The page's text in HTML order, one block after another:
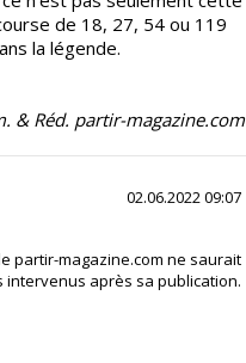
de 18, 27, 54 ou 119
la légende.
& Réd. partir-magazine.com
02.06.2022 09:07
partir-magazine.com ne saurait
après sa publication.